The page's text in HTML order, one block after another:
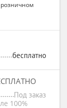
бесплатно
Под заказ
100%